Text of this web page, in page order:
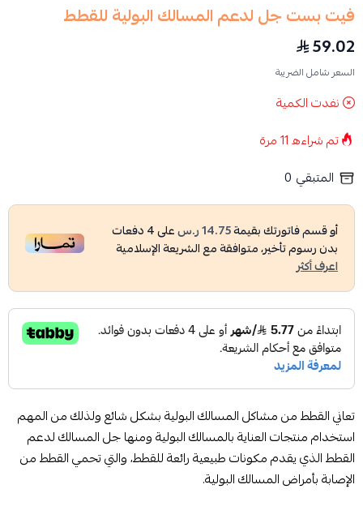
فيت بست جل لدعم المسالك البولية للقطط
59.02
السعر شامل الضريبة
نفدت الكمية
تم شراءه11مرة
المتبقي 0
أو قسم فاتورتك بقيمة14.75 ر.س على4دفعات
بدون رسوم تأخير، متوافقة مع الشريعة الإسلامية
اعرف أكثر
تعاني القطط من مشاكل المسالك البولية بشكل شائع ولذلك من المهم
استخدام منتجات العناية بالمسالك البولية ومنها جل المسالك لدعم
القطط الذي يقدم مكونات طبيعية رائعة للقطط، والتي تحمي القطط من
الإصابة بأمراض المسالك البولية.